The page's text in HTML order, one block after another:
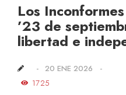
Los
’23 de
libertad e
20 ENE 2026
1725